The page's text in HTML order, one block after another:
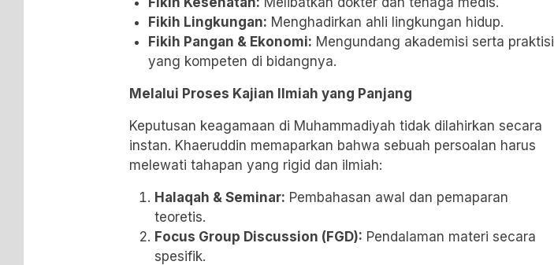
Fikih Lingkungan: Menghadirkan ahli lingkungan hidup.
Fikih Pangan & Ekonomi: Mengundang akademisi serta praktisi
yang kompeten di bidangnya.
Melalui Proses Kajian Ilmiah yang Panjang
Keputusan keagamaan di Muhammadiyah tidak dilahirkan secara
instan. Khaeruddin memaparkan bahwa sebuah persoalan harus
melewati tahapan yang rigid dan ilmiah:
Halaqah & Seminar: Pembahasan awal dan pemaparan
teoretis.
Focus Group Discussion (FGD): Pendalaman materi secara
spesifik.